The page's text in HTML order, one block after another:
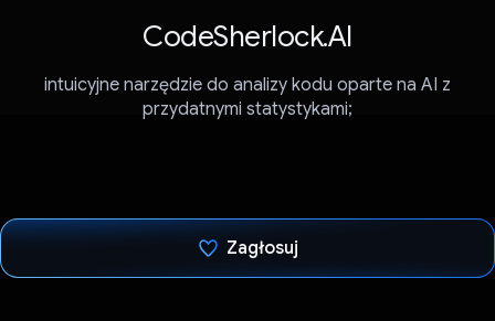
CodeSherlock.AI
intuicyjne narzędzie do analizy kodu oparte na AI z
przydatnymi statystykami;
Zagłosuj